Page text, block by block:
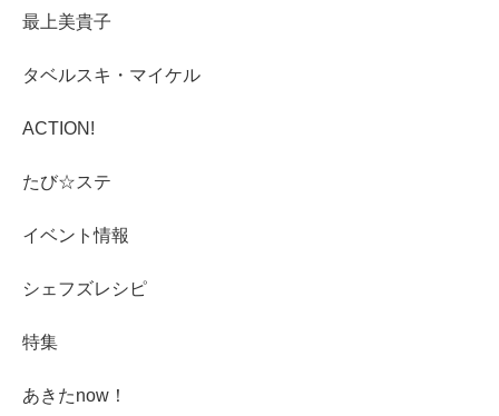
最上美貴子
タベルスキ・マイケル
ACTION!
たび☆ステ
イベント情報
シェフズレシピ
特集
あきたnow！